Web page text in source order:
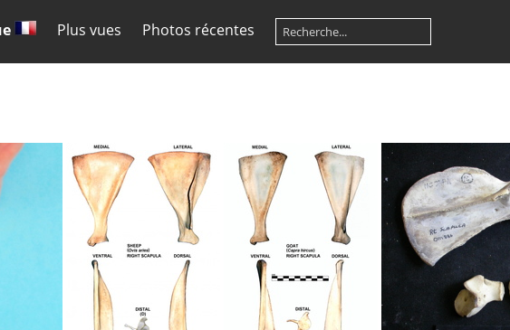
Plus vues Photos récentes